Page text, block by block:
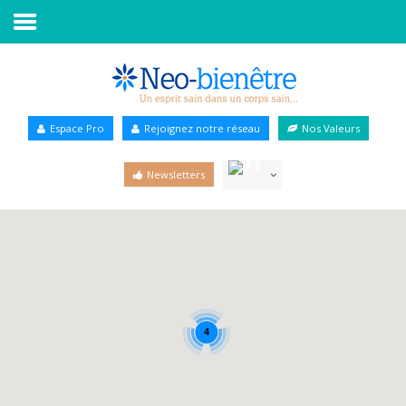
Annuaire Bien-être
Espace Pro Rejoignez notre réseau Nos Valeurs
Newsletters
4